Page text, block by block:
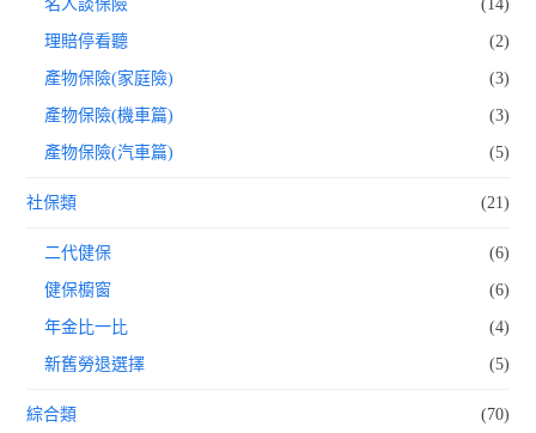
名人談保險 (14)
理賠停看聽 (2)
產物保險(家庭險) (3)
產物保險(機車篇) (3)
產物保險(汽車篇) (5)
社保類 (21)
二代健保 (6)
健保櫥窗 (6)
年金比一比 (4)
新舊勞退選擇 (5)
綜合類 (70)